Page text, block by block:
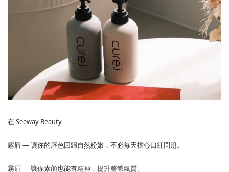
在 Seeway Beauty
霧唇 — 讓你的唇色回歸自然粉嫩，不必每天擔心口紅問題。
霧眉 — 讓你素顏也能有精神，提升整體氣質。